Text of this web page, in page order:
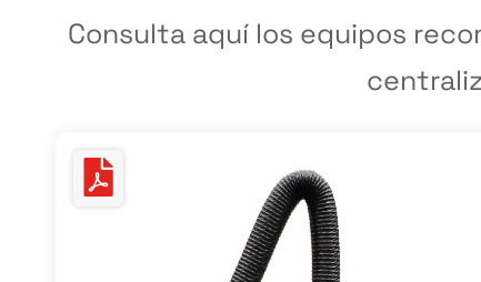
Consulta aquí los equipos